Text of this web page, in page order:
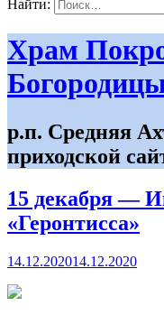
Найти:
Храм
р.п. Средняя
приходской
15 декабря —
«Геронтисса»
14.12.202014.12.2020